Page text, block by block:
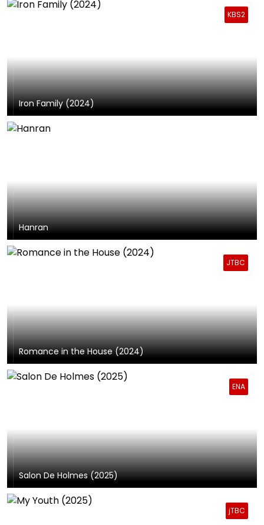
KBS2
Iron Family (2024)
Hanran
JTBC
Romance in the House (2024)
ENA
Salon De Holmes (2025)
jTBC